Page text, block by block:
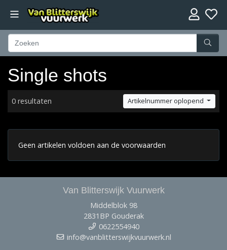
Single shots
0 resultaten Artikelnummer oplopend
Geen artikelen voldoen aan de voorwaarden
Van Blitterswijk Vuurwerk
Middelblok 98
2831BP Gouderak
0622554940
info@vanblitterswijkvuurwerk.nl